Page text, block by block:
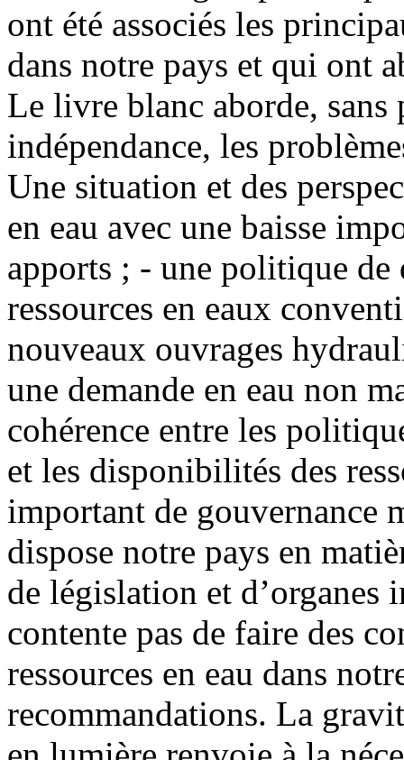
ont été associés les
dans notre pays et qui ont
Le livre blanc aborde, sans
indépendance, les
Une situation et des
en eau avec une baisse
apports ; - une politique de
ressources en eaux
nouveaux ouvrages
une demande en eau non
cohérence entre les
et les disponibilités des
important de gouvernance
dispose notre pays en
de législation et
contente pas de faire des
ressources en eau dans
recommandations. La